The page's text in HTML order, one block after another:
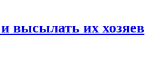
высылать их хозяев